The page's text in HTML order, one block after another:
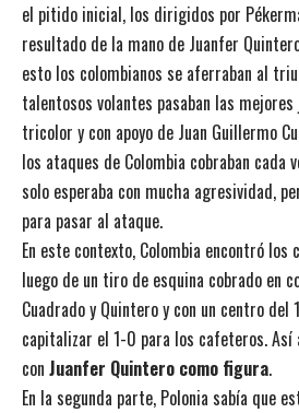
el pitido inicial, los dirigidos por
resultado de la mano de Juanfer
esto los colombianos se aferraban al
talentosos volantes pasaban las
tricolor y con apoyo de Juan Guillermo
los ataques de Colombia cobraban cada
solo esperaba con mucha agresividad,
para pasar al ataque.
En este contexto, Colombia encontró
luego de un tiro de esquina cobrado en
Cuadrado y Quintero y con un centro del
capitalizar el 1-0 para los cafeteros.
con Juanfer Quintero como figura.
En la segunda parte, Polonia sabía que